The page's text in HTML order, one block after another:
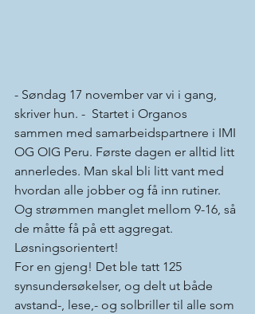
- Søndag 17 november var vi i gang,
skriver hun. -  Startet i Organos
sammen med samarbeidspartnere i IMI
OG OIG Peru. Første dagen er alltid litt
annerledes. Man skal bli litt vant med
hvordan alle jobber og få inn rutiner.
Og strømmen manglet mellom 9-16, så
de måtte få på ett aggregat.
Løsningsorientert!
For en gjeng! Det ble tatt 125
synsundersøkelser, og delt ut både
avstand-, lese,- og solbriller til alle som